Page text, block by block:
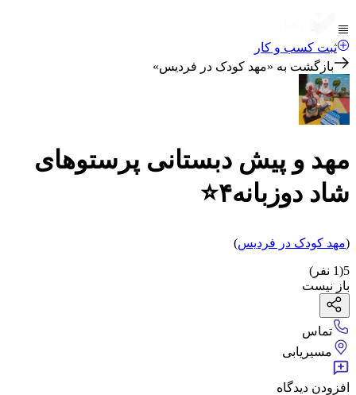
ثبت کسب و کار
بازگشت به «مهد کودک در فردیس»
مهد و پیش دبستانی پرستوهای
شاد دوزبانه۴⭐
(مهد کودک در فردیس)
5
(
1 نفر)
باز نیست
تماس
مسیریابی
افزودن دیدگاه